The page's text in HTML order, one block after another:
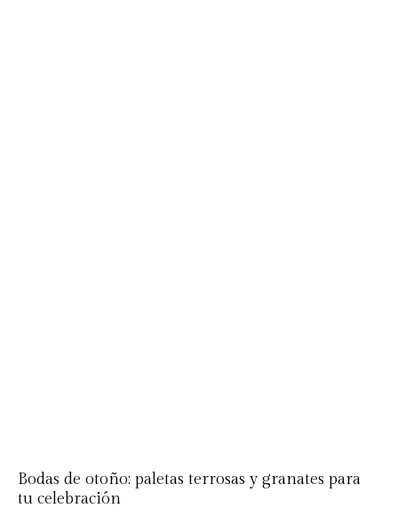
Bodas de otoño: paletas terrosas y granates para
tu celebración